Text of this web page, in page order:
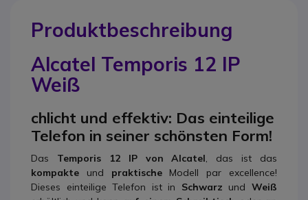
Produktbeschreibung
Alcatel Temporis 12 IP
Weiß
chlicht und effektiv: Das einteilige
Telefon in seiner schönsten Form!
Das Temporis 12 IP von Alcatel , das ist das
kompakte und praktischeModell par excellence!
Dieses einteilige Telefon ist in Schwarz undWeiß